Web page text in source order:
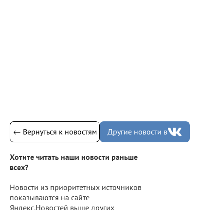
← Вернуться к новостям Другие новости в
Хотите читать наши новости раньше
всех?
Новости из приоритетных источников
показываются на сайте
Яндекс.Новостей выше других